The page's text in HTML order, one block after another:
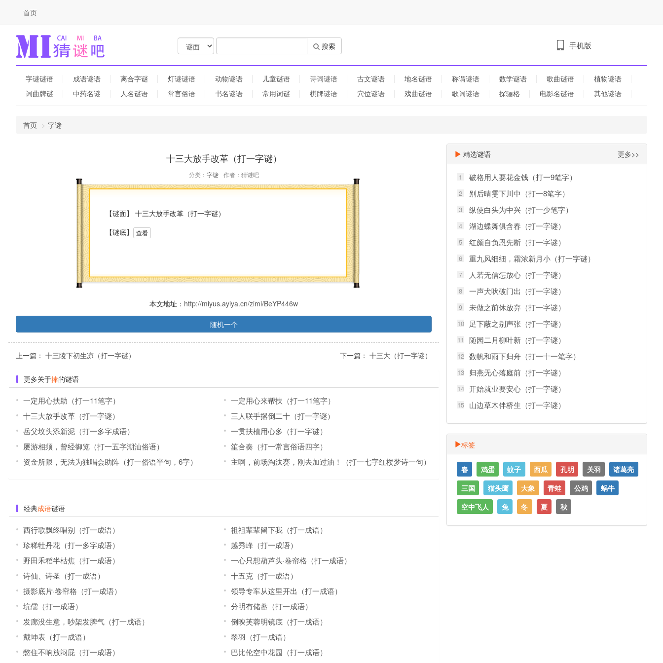
首页
搜索 手机版
字谜谜语 成语谜语 离合字谜 灯谜谜语 动物谜语 儿童谜语 诗词谜语 古文谜语 地名谜语 称谓谜语 数学谜语 歌曲谜语
植物谜语
词曲牌谜
中药名谜 人名谜语 常言俗语 书名谜语 常用词谜 棋牌谜语 穴位谜语 戏曲谜语 歌词谜语 探骊格 电影名谜语 其他谜语
首页 字谜
十三大放手改革（打一字谜）
分类： 字谜 作者：猜谜吧
【谜面】 十三大放手改革（打一字谜）
【谜底】
查看
本文地址： http://miyus.ayiya.cn/zimi/BeYP446w
随机一个
上一篇： 十三陵下初生凉（打一字谜） 下一篇： 十三大（打一字谜）
更多关于捧的谜语
一定用心扶助（打一11笔字）
一定用心来帮扶（打一11笔字）
十三大放手改革（打一字谜）
三人联手撂倒二十（打一字谜）
岳父坟头添新泥（打一多字成语）
一贯扶植用心多（打一字谜）
屡游相须，曾经御览（打一五字潮汕俗语）
笙合奏（打一常言俗语四字）
资金所限，无法为独唱会助阵（打一俗语半句，6字）
主啊，前场淘汰赛，刚去加过油！（打一七字红楼梦诗一句）
经典成语谜语
西行歌飘终唱别（打一成语）
祖祖辈辈留下我（打一成语）
珍稀牡丹花（打一多字成语）
越秀峰（打一成语）
野田禾稻半枯焦（打一成语）
一心只想葫芦头·卷帘格（打一成语）
诗仙、诗圣（打一成语）
十五克（打一成语）
摄影底片·卷帘格（打一成语）
领导专车从这里开出（打一成语）
坑儒（打一成语）
分明有储蓄（打一成语）
发廊没生意，吵架发脾气（打一成语）
倒映芙蓉明镜底（打一成语）
戴坤表（打一成语）
翠羽（打一成语）
憋住不响放闷屁（打一成语）
巴比伦空中花园（打一成语）
更多>>
精选谜语
1 破格用人要花金钱（打一9笔字）
2 别后晴雯下川中（打一8笔字）
3 纵使白头为中兴（打一少笔字）
4 湖边蝶舞俱含春（打一字谜）
5 红颜自负恩先断（打一字谜）
6 重九风细细，霜浓新月小（打一字谜）
7 人若无信怎放心（打一字谜）
8 一声犬吠破门出（打一字谜）
9 未做之前休放弃（打一字谜）
10 足下蔽之别声张（打一字谜）
11 随园二月柳叶新（打一字谜）
12 数帆和雨下归舟（打一十一笔字）
13 归燕无心落庭前（打一字谜）
14 开始就业要安心（打一字谜）
15 山边草木伴桥生（打一字谜）
标签
春 鸡蛋 蚊子 西瓜 孔明 关羽
诸葛亮
三国
猫头鹰 大象 青蛙 公鸡
蜗牛
空中飞人
兔 冬 夏 秋